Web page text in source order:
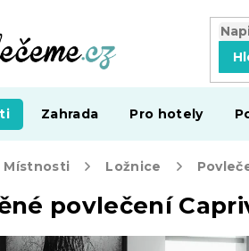
Zahrada Pro hotely
Místnosti Ložnice
povlečení